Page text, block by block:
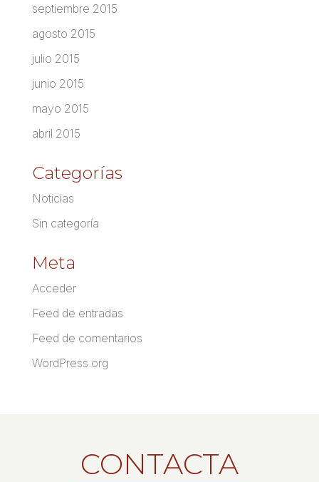
septiembre 2015
agosto 2015
julio 2015
junio 2015
mayo 2015
abril 2015
Categorías
Noticias
Sin categoría
Meta
Acceder
Feed de entradas
Feed de comentarios
WordPress.org
CONTACTA